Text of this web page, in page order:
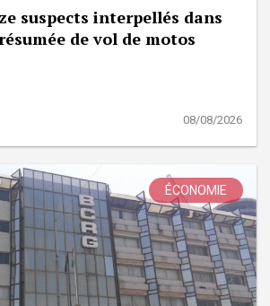
suspects interpellés dans
de vol de motos
08/08/2026
ÉCONOMIE